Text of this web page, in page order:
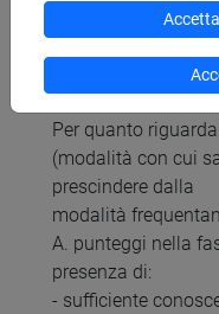
Graduazione
Per quanto
(modalità con cui
prescindere dalla
modalità
A. punteggi nella
presenza di:
- sufficiente